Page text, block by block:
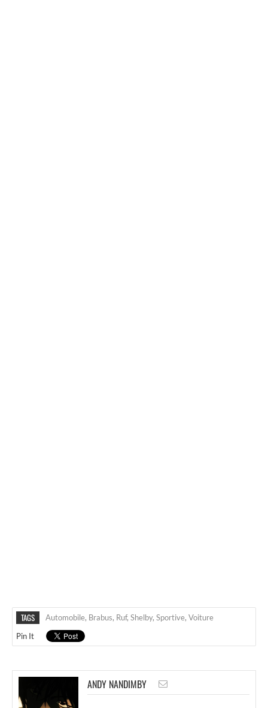
TAGS Automobile, Brabus, Ruf, Shelby, Sportive, Voiture
Pin It
ANDY NANDIMBY